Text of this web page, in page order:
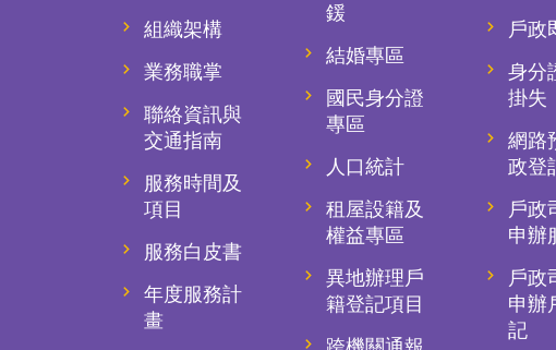
組織架構
業務職掌
聯絡資訊與
交通指南
服務時間及
項目
服務白皮書
年度服務計
畫
鍰
結婚專區
國民身分證
專區
人口統計
租屋設籍及
權益專區
異地辦理戶
籍登記項目
戶政
身分
掛失
網路
政登
戶政
申辦
戶政
申辦
記